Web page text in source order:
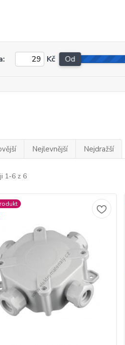
Kč Od
Nejlevnější Nejdražší
1-6 z 6